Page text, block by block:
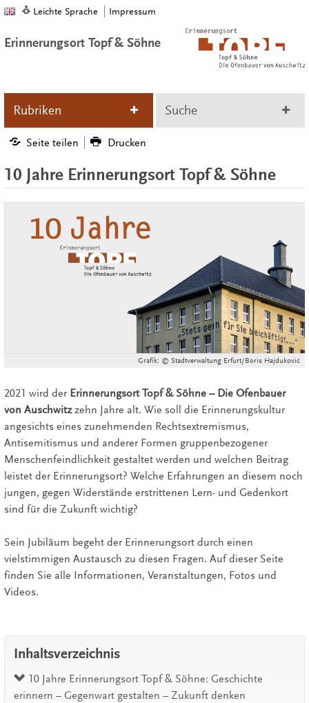
Leichte Sprache Impressum
Erinnerungsort Topf & Söhne
Rubriken Suche
Seite teilen Drucken
10 Jahre Erinnerungsort Topf & Söhne
Grafik: © Stadtverwaltung Erfurt/Boris Hajduković
2021 wird der Erinnerungsort Topf & Söhne – Die Ofenbauer
von Auschwitzzehn Jahre alt. Wie soll die Erinnerungskultur
angesichts eines zunehmenden Rechtsextremismus,
Antisemitismus und anderer Formen gruppenbezogener
Menschenfeindlichkeit gestaltet werden und welchen Beitrag
leistet der Erinnerungsort? Welche Erfahrungen an diesem noch
jungen, gegen Widerstände erstrittenen Lern- und Gedenkort
sind für die Zukunft wichtig?
Sein Jubiläum begeht der Erinnerungsort durch einen
vielstimmigen Austausch zu diesen Fragen. Auf dieser Seite
finden Sie alle Informationen, Veranstaltungen, Fotos und
Videos.
Inhaltsverzeichnis
10 Jahre Erinnerungsort Topf & Söhne: Geschichte
erinnern – Gegenwart gestalten – Zukunft denken